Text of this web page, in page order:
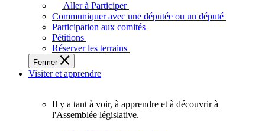
plein
potentiel,
l'Assemblée
a
besoin
de
Aller à Participer
Communiquer avec une députée ou un député
Participation aux comités
Pétitions
Réserver les terrains
Fermer
Visiter et apprendre
Il y a tant à voir, à apprendre et à découvrir à
l'Assemblée législative.